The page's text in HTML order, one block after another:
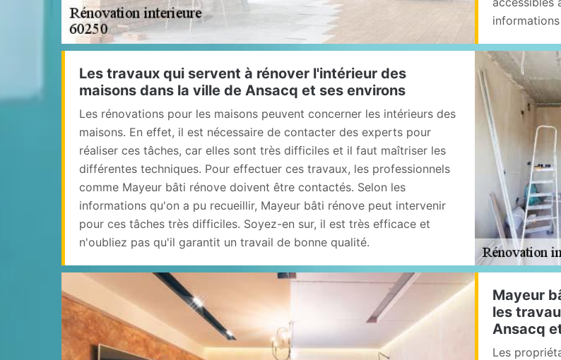
Les travaux qui servent à rénover l'intérieur des
maisons dans la ville de Ansacq et ses environs
Les rénovations pour les maisons peuvent concerner les intérieurs des
maisons. En effet, il est nécessaire de contacter des experts pour
réaliser ces tâches, car elles sont très difficiles et il faut maîtriser les
différentes techniques. Pour effectuer ces travaux, les professionnels
comme Mayeur bâti rénove doivent être contactés. Selon les
informations qu'on a pu recueillir, Mayeur bâti rénove peut intervenir
pour ces tâches très difficiles. Soyez-en sur, il est très efficace et
n'oubliez pas qu'il garantit un travail de bonne qualité.
Mayeur
les
Ansacq
Les